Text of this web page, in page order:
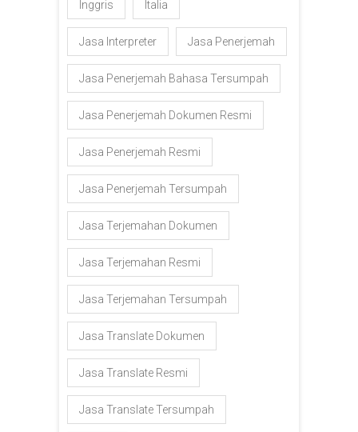
Inggris Italia
Jasa Interpreter Jasa Penerjemah
Jasa Penerjemah Bahasa Tersumpah
Jasa Penerjemah Dokumen Resmi
Jasa Penerjemah Resmi
Jasa Penerjemah Tersumpah
Jasa Terjemahan Dokumen
Jasa Terjemahan Resmi
Jasa Terjemahan Tersumpah
Jasa Translate Dokumen
Jasa Translate Resmi
Jasa Translate Tersumpah